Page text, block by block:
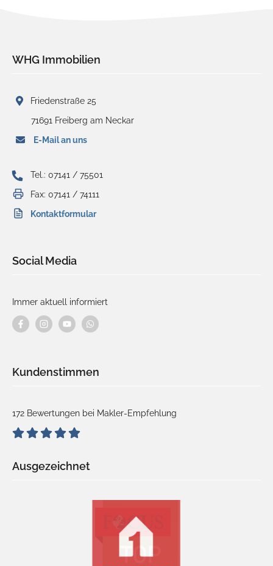
WHG Immobilien
Friedenstraße 25
71691 Freiberg am Neckar
E-Mail an uns
Tel.: 07141 / 75501
Fax: 07141 / 74111
Kontaktformular
Social Media
Immer aktuell informiert
Kundenstimmen
172 Bewertungen bei Makler-Empfehlung
Ausgezeichnet